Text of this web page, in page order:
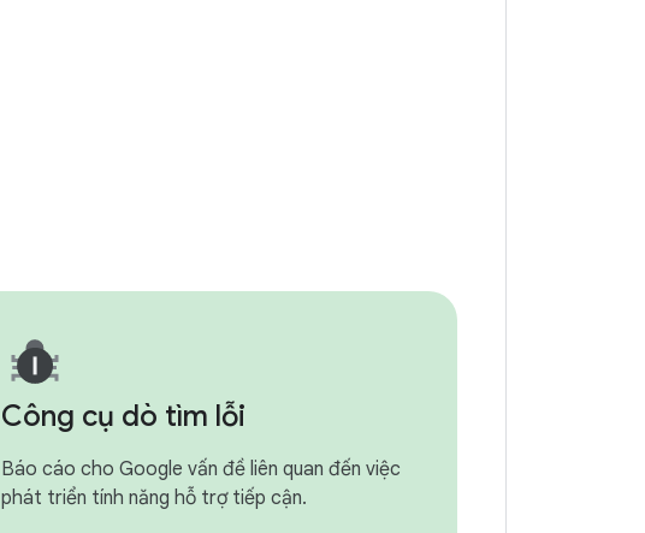
Công cụ dò tìm lỗi
Báo cáo cho Google vấn đề liên quan đến việc
phát triển tính năng hỗ trợ tiếp cận.